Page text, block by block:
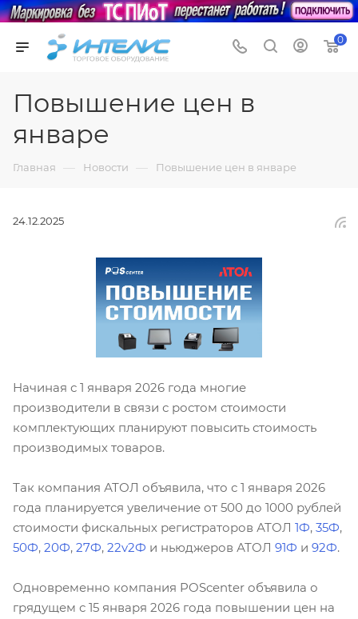
0
Повышение цен в
январе
Главная — Новости — Повышение цен в январе
24.12.2025
Начиная с 1 января 2026 года многие
производители в связи с ростом стоимости
комплектующих планируют повысить стоимость
производимых товаров.
Так компания АТОЛ объявила, что с 1 января 2026
года планируется увеличение от 500 до 1000 рублей
стоимости фискальных регистраторов АТОЛ 1Ф, 35Ф,
50Ф, 20Ф, 27Ф, 22v2Ф и ньюджеров АТОЛ 91Ф и 92Ф.
Одновременно компания POScenter объявила о
грядущем с 15 января 2026 года повышении цен на